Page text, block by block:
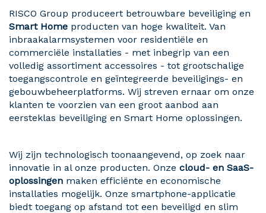
RISCO Group produceert betrouwbare beveiliging en
Smart Home producten van hoge kwaliteit. Van
inbraakalarmsystemen voor residentiële en
commerciële installaties - met inbegrip van een
volledig assortiment accessoires - tot grootschalige
toegangscontrole en geïntegreerde beveiligings- en
gebouwbeheerplatforms. Wij streven ernaar om onze
klanten te voorzien van een groot aanbod aan
eersteklas beveiliging en Smart Home oplossingen.
Wij zijn technologisch toonaangevend, op zoek naar
innovatie in al onze producten. Onze cloud- en SaaS-
oplossingen maken efficiënte en economische
installaties mogelijk. Onze smartphone-applicatie
biedt toegang op afstand tot een beveiligd en slim